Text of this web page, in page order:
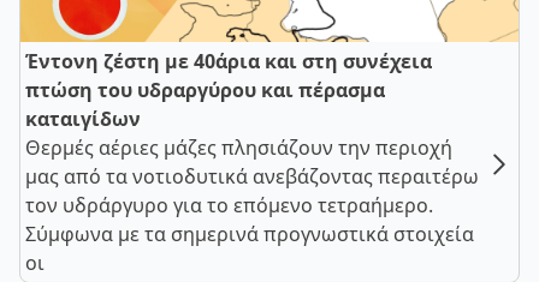
Έντονη ζέστη με 40άρια και στη συνέχεια
πτώση του υδραργύρου και πέρασμα
καταιγίδων
Θερμές αέριες μάζες πλησιάζουν την περιοχή
μας από τα νοτιοδυτικά ανεβάζοντας περαιτέρω
τον υδράργυρο για το επόμενο τετραήμερο.
Σύμφωνα με τα σημερινά προγνωστικά στοιχεία
οι